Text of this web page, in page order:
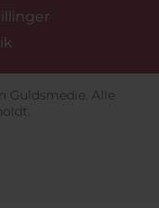
Guldsmedie. Alle